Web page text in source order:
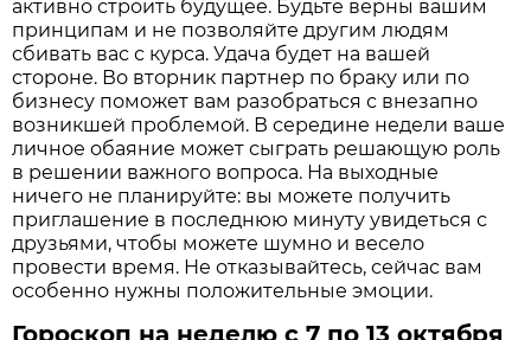
активно строить будущее. Будьте верны вашим
принципам и не позволяйте другим людям
сбивать вас с курса. Удача будет на вашей
стороне. Во вторник партнер по браку или по
бизнесу поможет вам разобраться с внезапно
возникшей проблемой. В середине недели ваше
личное обаяние может сыграть решающую роль
в решении важного вопроса. На выходные
ничего не планируйте: вы можете получить
приглашение в последнюю минуту увидеться с
друзьями, чтобы можете шумно и весело
провести время. Не отказывайтесь, сейчас вам
особенно нужны положительные эмоции.
Гороскоп на неделю с 7 по 13 октября